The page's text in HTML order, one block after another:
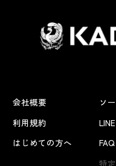
会社概要
利用規約
はじめての方へ
ソ
FAQ
特